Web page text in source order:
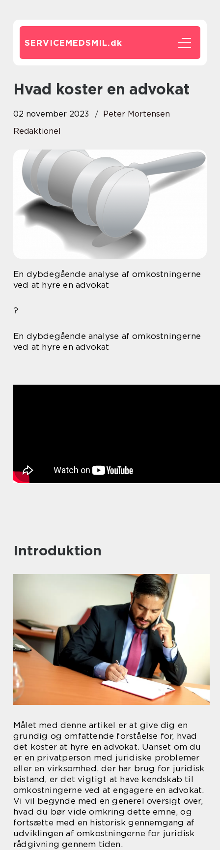
SERVICEMEDSMIL.dk
Hvad koster en advokat
02 november 2023
Peter Mortensen
Redaktionel
En dybdegående analyse af omkostningerne
ved at hyre en advokat
?
En dybdegående analyse af omkostningerne
ved at hyre en advokat
Introduktion
Målet med denne artikel er at give dig en
grundig og omfattende forståelse for, hvad
det koster at hyre en advokat. Uanset om du
er en privatperson med juridiske problemer
eller en virksomhed, der har brug for juridisk
bistand, er det vigtigt at have kendskab til
omkostningerne ved at engagere en advokat.
Vi vil begynde med en generel oversigt over,
hvad du bør vide omkring dette emne, og
fortsætte med en historisk gennemgang af
udviklingen af omkostningerne for juridisk
rådgivning gennem tiden.